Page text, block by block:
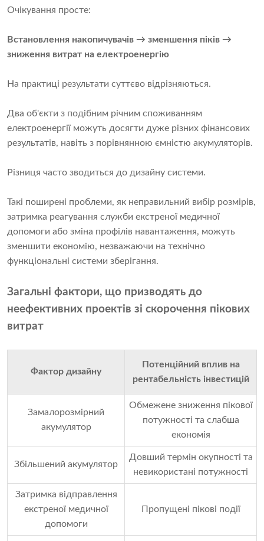
Очікування просте:
Встановлення накопичувачів → зменшення піків →
зниження витрат на електроенергію
На практиці результати суттєво відрізняються.
Два об'єкти з подібним річним споживанням
електроенергії можуть досягти дуже різних фінансових
результатів, навіть з порівнянною ємністю акумуляторів.
Різниця часто зводиться до дизайну системи.
Такі поширені проблеми, як неправильний вибір розмірів,
затримка реагування служби екстреної медичної
допомоги або зміна профілів навантаження, можуть
зменшити економію, незважаючи на технічно
функціональні системи зберігання.
Загальні фактори, що призводять до
неефективних проектів зі скорочення пікових
витрат
Фактор дизайну
Потенційний вплив на
рентабельність інвестицій
Замалорозмірний
акумулятор
Обмежене зниження пікової
потужності та слабша
економія
Збільшений акумулятор
Довший термін окупності та
невикористані потужності
Затримка відправлення
екстреної медичної
допомоги
Пропущені пікові події